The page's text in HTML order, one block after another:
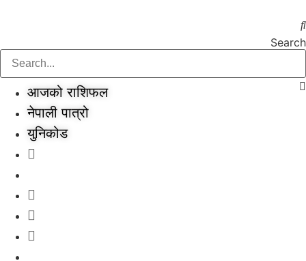
Search
आजको राशिफल
नेपाली पात्रो
युनिकोड